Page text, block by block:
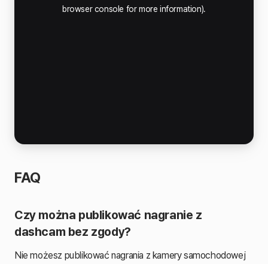
FAQ
Czy można publikować nagranie z
dashcam bez zgody?
Nie możesz publikować nagrania z kamery samochodowej